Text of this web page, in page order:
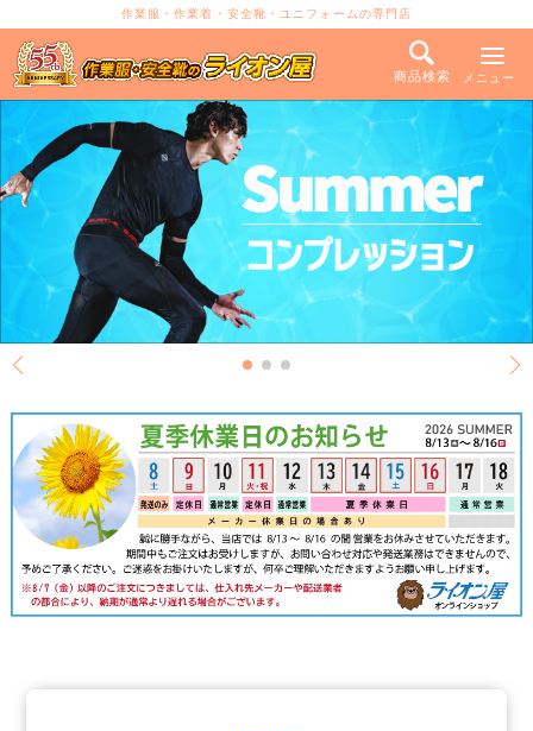
作業服・作業着・安全靴・ユニフォームの専門店
商品検索 メニュー